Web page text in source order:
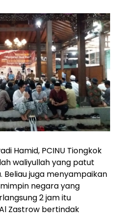
Hamid, PCINU Tiongkok
waliyullah yang patut
Beliau juga menyampaikan
negara yang
2 jam itu
Zastrow bertindak